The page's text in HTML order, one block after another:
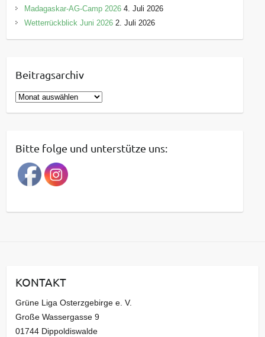
Madagaskar-AG-Camp 2026 4. Juli 2026
Wetterrückblick Juni 2026 2. Juli 2026
Beitragsarchiv
B
e
r
a
g
a
v
Bitte folge und unterstütze uns:
KONTAKT
Grüne Liga Osterzgebirge e. V.
Große Wassergasse 9
01744 Dippoldiswalde